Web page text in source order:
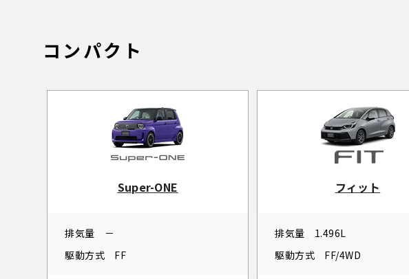
コンパクト
Super-ONE
排気量
－
駆動方式
FF
フィット
排気量
1.496L
駆動方式
FF/4WD